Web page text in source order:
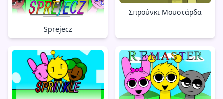
Sprejecz
Σπρούνκι Μουστάρδα